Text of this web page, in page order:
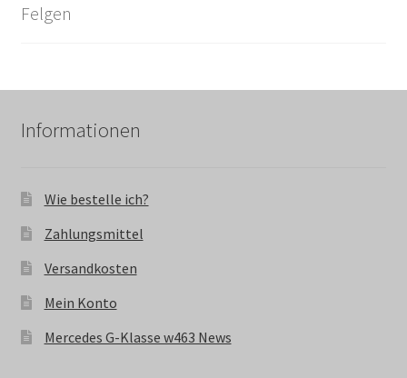
Felgen
Informationen
Wie bestelle ich?
Zahlungsmittel
Versandkosten
Mein Konto
Mercedes G-Klasse w463 News